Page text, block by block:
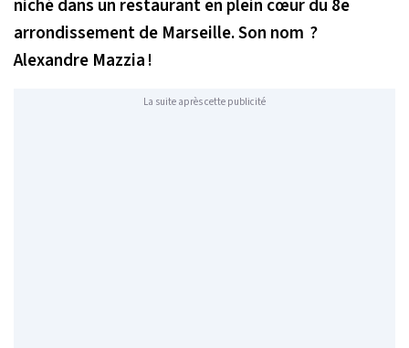
arrondissement de Marseille. Son nom ?
Alexandre Mazzia !
La suite après cette publicité